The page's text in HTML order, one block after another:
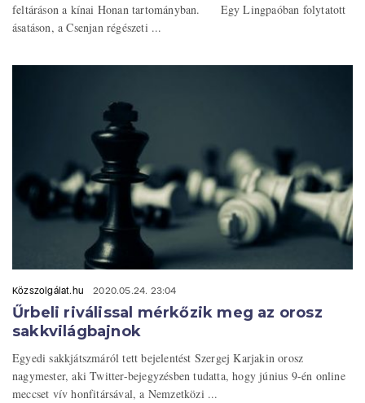
feltáráson a kínai Honan tartományban. Egy Lingpaóban folytatott
ásatáson, a Csenjan régészeti ...
Közszolgálat.hu 2020.05.24. 23:04
Űrbeli riválissal mérkőzik meg az orosz
sakkvilágbajnok
Egyedi sakkjátszmáról tett bejelentést Szergej Karjakin orosz
nagymester, aki Twitter-bejegyzésben tudatta, hogy június 9-én online
meccset vív honfitársával, a Nemzetközi ...